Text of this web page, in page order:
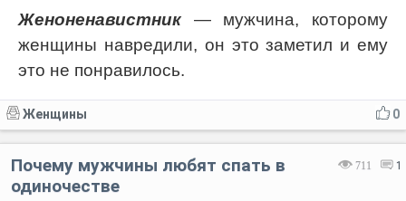
Женоненавистник — мужчина, которому
женщины навредили, он это заметил и ему
это не понравилось.
0
Женщины
711 1
Почему мужчины любят спать в
одиночестве